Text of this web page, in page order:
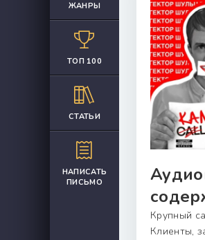
ЖАНРЫ
ТОП 100
СТАТЬИ
НАПИСАТЬ
ПИСЬМО
Крупный
Клиенты,